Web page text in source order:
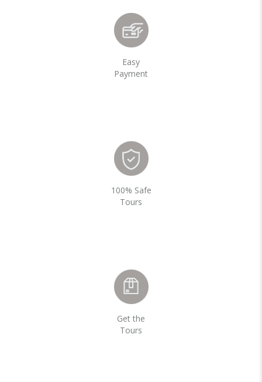
Easy
Payment
100% Safe
Tours
Get the
Tours